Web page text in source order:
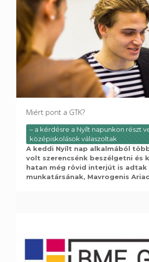
Miért pont a GTK?
– a kérdésre a Nyílt napunkon részt
középiskolások válaszoltak
A keddi Nyílt nap alkalmából
volt szerencsénk beszélgetni és
hatan még rövid interjút is adtak
munkatársának, Mavrogenis